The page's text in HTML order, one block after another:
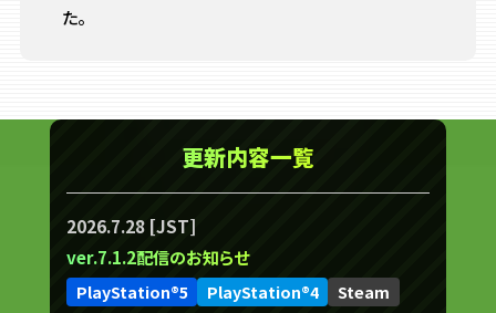
た。
更新内容一覧
2026.7.28 [JST]
ver.7.1.2配信のお知らせ
PlayStation®5 PlayStation®4 Steam